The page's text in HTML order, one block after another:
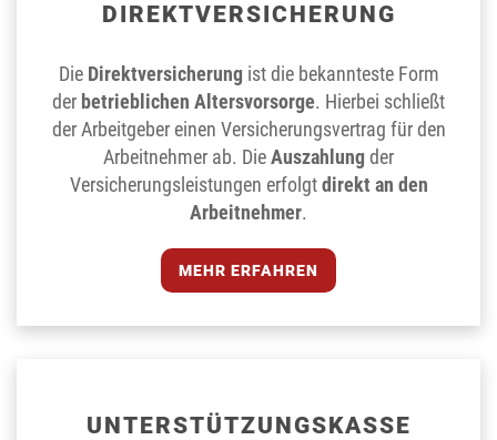
DIREKT­VERSICHERUNG
Die Direktversicherung ist die bekannteste Form
der betrieblichen Altersvorsorge. Hierbei schließt
der Arbeitgeber einen Versicherungsvertrag für den
Arbeitnehmer ab. DieAuszahlung der
Versicherungsleistungen erfolgtdirekt an den
Arbeitnehmer.
MEHR ERFAHREN
UNTER­STÜTZUNGS­KASSE